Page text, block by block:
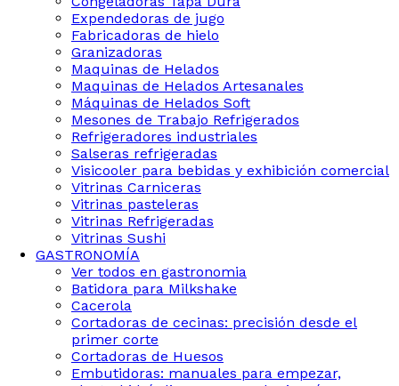
Expendedoras de jugo
Fabricadoras de hielo
Granizadoras
Maquinas de Helados
Maquinas de Helados Artesanales
Máquinas de Helados Soft
Mesones de Trabajo Refrigerados
Refrigeradores industriales
Salseras refrigeradas
Visicooler para bebidas y exhibición comercial
Vitrinas Carniceras
Vitrinas pasteleras
Vitrinas Refrigeradas
Vitrinas Sushi
GASTRONOMÍA
Ver todos en gastronomia
Batidora para Milkshake
Cacerola
Cortadoras de cecinas: precisión desde el
primer corte
Cortadoras de Huesos
Embutidoras: manuales para empezar,